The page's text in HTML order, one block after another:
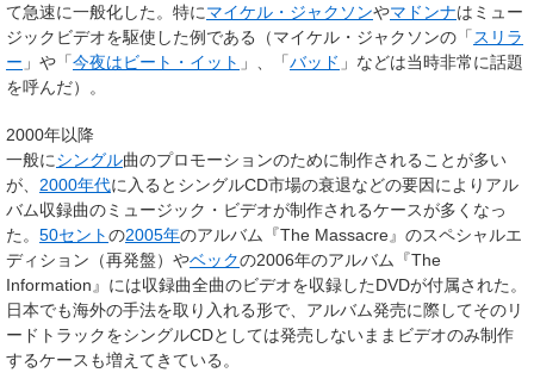
て急速に一般化した。特にマイケル・ジャクソンやマドンナはミュー
ジックビデオを駆使した例である（マイケル・ジャクソンの「スリラ
ー 」や「今夜はビート・イット 」、「バッド 」などは当時非常に話題
を呼んだ）。
2000年以降
一般にシングル曲のプロモーションのために制作されることが多い
が、 2000年代に入るとシングルCD市場の衰退などの要因によりアル
バム収録曲のミュージック・ビデオが制作されるケースが多くなっ
た。 50セントの2005年のアルバム『The Massacre』のスペシャルエ
ディション（再発盤）やベックの2006年のアルバム『The
Information』には収録曲全曲のビデオを収録したDVDが付属された。
日本でも海外の手法を取り入れる形で、アルバム発売に際してそのリ
ードトラックをシングルCDとしては発売しないままビデオのみ制作
するケースも増えてきている。